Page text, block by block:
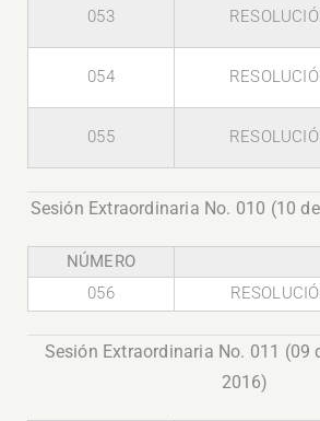
053
054
055
Sesión Extraordinaria No. 010 (10
NÚMERO
056
Sesión Extraordinaria No. 011 (09
2016)